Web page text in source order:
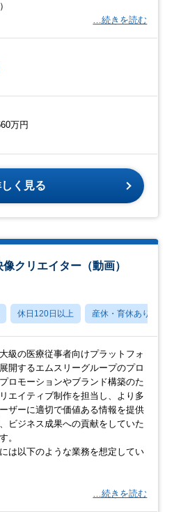
…続きを読む
万円
く見る
クリエイター（動画）
休日120日以上 産休・育休あり
級の医療従事者向けプラットフォ
開するエムスリーグループのプロ
ロモーションやブランド構築のた
エイティブ制作を担当し、より多
ザーに適切で価値ある情報を提供
ビジネス成果への貢献をしていた
。
は以下のような業務を想定してい
…続きを読む